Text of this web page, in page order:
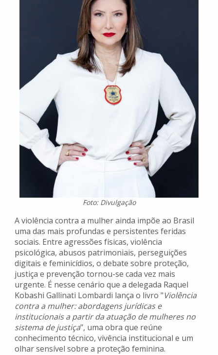
Foto: Divulgação
A violência contra a mulher ainda impõe ao Brasil
uma das mais profundas e persistentes feridas
sociais. Entre agressões físicas, violência
psicológica, abusos patrimoniais, perseguições
digitais e feminicídios, o debate sobre proteção,
justiça e prevenção tornou-se cada vez mais
urgente. É nesse cenário que a delegada Raquel
Kobashi Gallinati Lombardi lança o livro "Violência
contra a mulher: abordagens jurídicas e
institucionais a partir da atuação de mulheres no
sistema de justiça’’, uma obra que reúne
conhecimento técnico, vivência institucional e um
olhar sensível sobre a proteção feminina.